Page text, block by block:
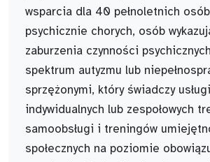
wsparcia dla 40 pełnoletnich
psychicznie chorych, osób
zaburzenia czynności
spektrum autyzmu lub
sprzężonymi, który świadczy
indywidualnych lub zespołowych
samoobsługi i treningów
społecznych na poziomie